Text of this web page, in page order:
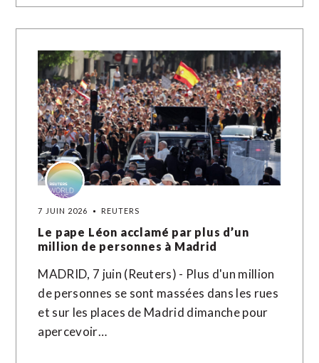
7 JUIN 2026 REUTERS
Le pape Léon acclamé par plus d’un
million de personnes à Madrid
MADRID, 7 juin (Reuters) - Plus d'un million
de personnes se sont massées dans les rues
et sur les places de Madrid dimanche pour
apercevoir…